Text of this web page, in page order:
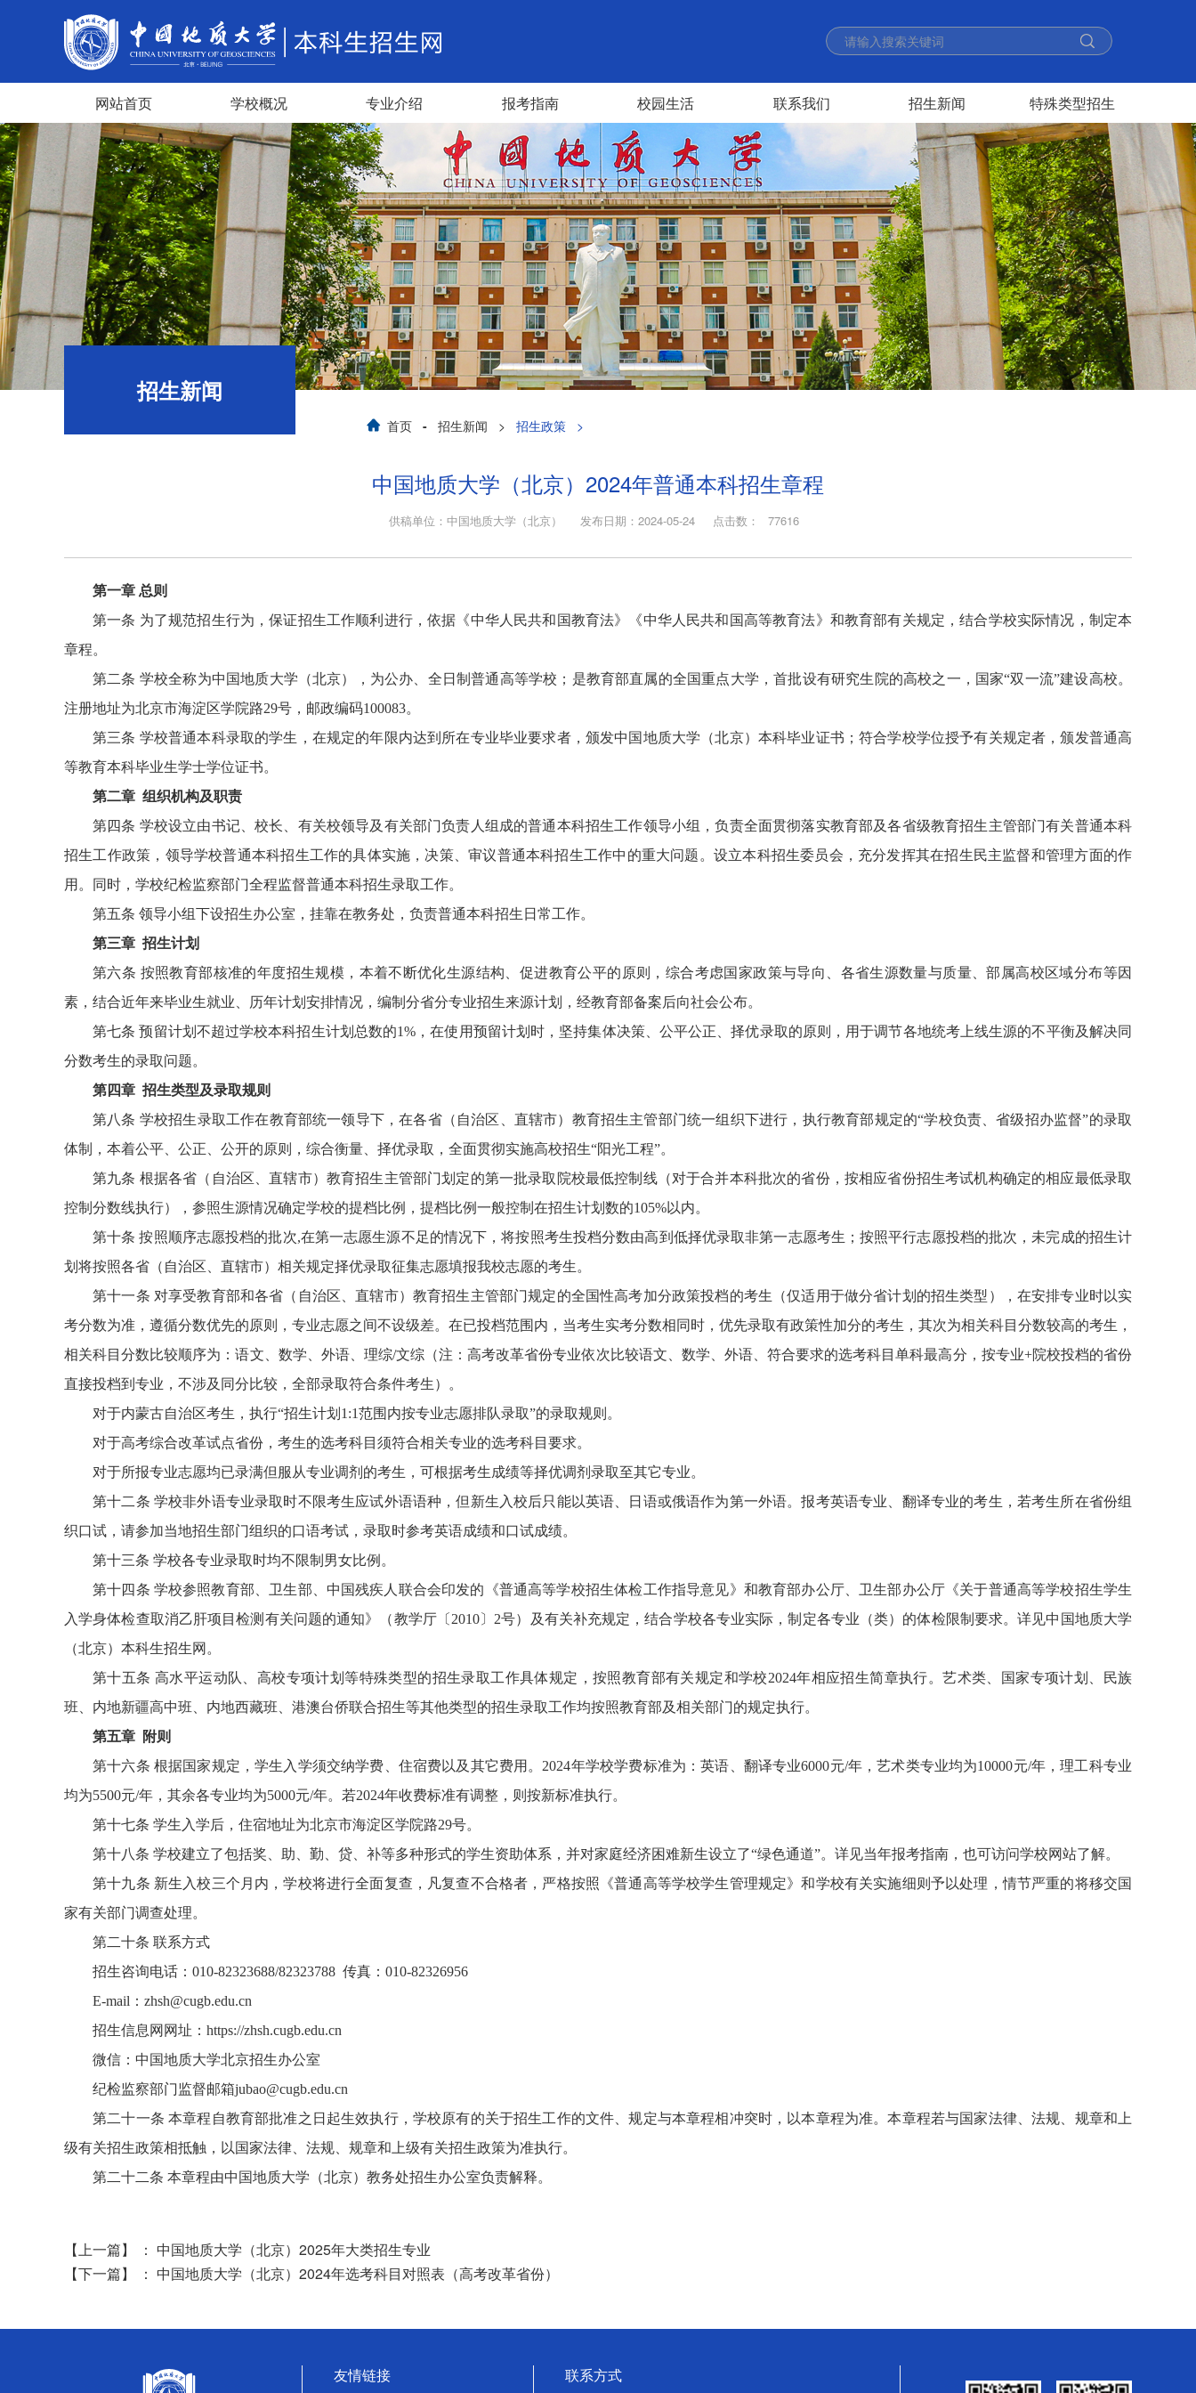
网站首页 学校概况 专业介绍 报考指南 校园生活 联系我们 招生新闻 特殊类型招生
招生新闻
首页 - 招生新闻 > 招生政策 >
中国地质大学（北京）2024年普通本科招生章程
供稿单位：中国地质大学（北京） 发布日期：2024-05-24 点击数： 77616
第一章 总则
第一条 为了规范招生行为，保证招生工作顺利进行，依据《中华人民共和国教育法》《中华人民共和国高等教育法》和教育部有关规定，结合学校实际情况，制定本
章程。
第二条 学校全称为中国地质大学（北京），为公办、全日制普通高等学校；是教育部直属的全国重点大学，首批设有研究生院的高校之一，国家“双一流”建设高校。
注册地址为北京市海淀区学院路29号，邮政编码100083。
第三条 学校普通本科录取的学生，在规定的年限内达到所在专业毕业要求者，颁发中国地质大学（北京）本科毕业证书；符合学校学位授予有关规定者，颁发普通高
等教育本科毕业生学士学位证书。
第二章 组织机构及职责
第四条 学校设立由书记、校长、有关校领导及有关部门负责人组成的普通本科招生工作领导小组，负责全面贯彻落实教育部及各省级教育招生主管部门有关普通本科
招生工作政策，领导学校普通本科招生工作的具体实施，决策、审议普通本科招生工作中的重大问题。设立本科招生委员会，充分发挥其在招生民主监督和管理方面的作
用。同时，学校纪检监察部门全程监督普通本科招生录取工作。
第五条 领导小组下设招生办公室，挂靠在教务处，负责普通本科招生日常工作。
第三章 招生计划
第六条 按照教育部核准的年度招生规模，本着不断优化生源结构、促进教育公平的原则，综合考虑国家政策与导向、各省生源数量与质量、部属高校区域分布等因
素，结合近年来毕业生就业、历年计划安排情况，编制分省分专业招生来源计划，经教育部备案后向社会公布。
第七条 预留计划不超过学校本科招生计划总数的1%，在使用预留计划时，坚持集体决策、公平公正、择优录取的原则，用于调节各地统考上线生源的不平衡及解决同
分数考生的录取问题。
第四章 招生类型及录取规则
第八条 学校招生录取工作在教育部统一领导下，在各省（自治区、直辖市）教育招生主管部门统一组织下进行，执行教育部规定的“学校负责、省级招办监督”的录取
体制，本着公平、公正、公开的原则，综合衡量、择优录取，全面贯彻实施高校招生“阳光工程”。
第九条 根据各省（自治区、直辖市）教育招生主管部门划定的第一批录取院校最低控制线（对于合并本科批次的省份，按相应省份招生考试机构确定的相应最低录取
控制分数线执行），参照生源情况确定学校的提档比例，提档比例一般控制在招生计划数的105%以内。
第十条 按照顺序志愿投档的批次,在第一志愿生源不足的情况下，将按照考生投档分数由高到低择优录取非第一志愿考生；按照平行志愿投档的批次，未完成的招生计
划将按照各省（自治区、直辖市）相关规定择优录取征集志愿填报我校志愿的考生。
第十一条 对享受教育部和各省（自治区、直辖市）教育招生主管部门规定的全国性高考加分政策投档的考生（仅适用于做分省计划的招生类型），在安排专业时以实
考分数为准，遵循分数优先的原则，专业志愿之间不设级差。在已投档范围内，当考生实考分数相同时，优先录取有政策性加分的考生，其次为相关科目分数较高的考生，
相关科目分数比较顺序为：语文、数学、外语、理综/文综（注：高考改革省份专业依次比较语文、数学、外语、符合要求的选考科目单科最高分，按专业+院校投档的省份
直接投档到专业，不涉及同分比较，全部录取符合条件考生）。
对于内蒙古自治区考生，执行“招生计划1:1范围内按专业志愿排队录取”的录取规则。
对于高考综合改革试点省份，考生的选考科目须符合相关专业的选考科目要求。
对于所报专业志愿均已录满但服从专业调剂的考生，可根据考生成绩等择优调剂录取至其它专业。
第十二条 学校非外语专业录取时不限考生应试外语语种，但新生入校后只能以英语、日语或俄语作为第一外语。报考英语专业、翻译专业的考生，若考生所在省份组
织口试，请参加当地招生部门组织的口语考试，录取时参考英语成绩和口试成绩。
第十三条 学校各专业录取时均不限制男女比例。
第十四条 学校参照教育部、卫生部、中国残疾人联合会印发的《普通高等学校招生体检工作指导意见》和教育部办公厅、卫生部办公厅《关于普通高等学校招生学生
入学身体检查取消乙肝项目检测有关问题的通知》（教学厅〔2010〕2号）及有关补充规定，结合学校各专业实际，制定各专业（类）的体检限制要求。详见中国地质大学
（北京）本科生招生网。
第十五条 高水平运动队、高校专项计划等特殊类型的招生录取工作具体规定，按照教育部有关规定和学校2024年相应招生简章执行。艺术类、国家专项计划、民族
班、内地新疆高中班、内地西藏班、港澳台侨联合招生等其他类型的招生录取工作均按照教育部及相关部门的规定执行。
第五章 附则
第十六条 根据国家规定，学生入学须交纳学费、住宿费以及其它费用。2024年学校学费标准为：英语、翻译专业6000元/年，艺术类专业均为10000元/年，理工科专业
均为5500元/年，其余各专业均为5000元/年。若2024年收费标准有调整，则按新标准执行。
第十七条 学生入学后，住宿地址为北京市海淀区学院路29号。
第十八条 学校建立了包括奖、助、勤、贷、补等多种形式的学生资助体系，并对家庭经济困难新生设立了“绿色通道”。详见当年报考指南，也可访问学校网站了解。
第十九条 新生入校三个月内，学校将进行全面复查，凡复查不合格者，严格按照《普通高等学校学生管理规定》和学校有关实施细则予以处理，情节严重的将移交国
家有关部门调查处理。
第二十条 联系方式
招生咨询电话：010-82323688/82323788 传真：010-82326956
E-mail ：zhsh@cugb.edu.cn
招生信息网网址：https://zhsh.cugb.edu.cn
微信：中国地质大学北京招生办公室
纪检监察部门监督邮箱jubao@cugb.edu.cn
第二十一条 本章程自教育部批准之日起生效执行，学校原有的关于招生工作的文件、规定与本章程相冲突时，以本章程为准。本章程若与国家法律、法规、规章和上
级有关招生政策相抵触，以国家法律、法规、规章和上级有关招生政策为准执行。
第二十二条 本章程由中国地质大学（北京）教务处招生办公室负责解释。
【上一篇】 ： 中国地质大学（北京）2025年大类招生专业
【下一篇】
： 中国地质大学（北京）2024年选考科目对照表（高考改革省份）
友情链接 联系方式